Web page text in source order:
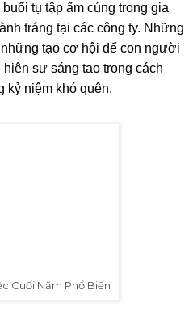
tụ tập ấm cúng trong gia
tráng tại các công ty. Những
tạo cơ hội để con người
sự sáng tạo trong cách
kỷ niệm khó quên.